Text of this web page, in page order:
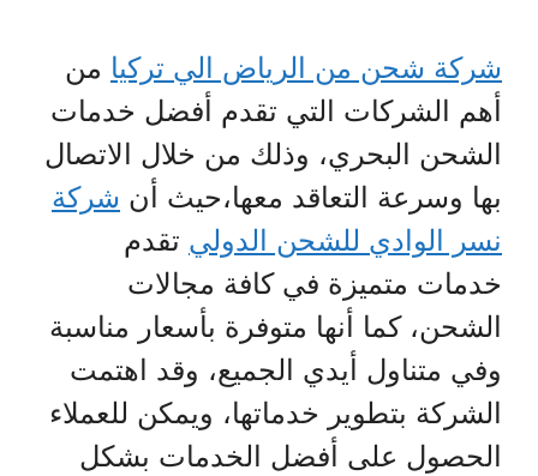
شركة شحن من الرياض الي تركيا من
أهم الشركات التي تقدم أفضل خدمات
الشحن البحري، وذلك من خلال الاتصال
بها وسرعة التعاقد معها،حيث أن شركة
نسر الوادي للشحن الدولي تقدم
خدمات متميزة في كافة مجالات
الشحن، كما أنها متوفرة بأسعار مناسبة
وفي متناول أيدي الجميع، وقد اهتمت
الشركة بتطوير خدماتها، ويمكن للعملاء
الحصول على أفضل الخدمات بشكل